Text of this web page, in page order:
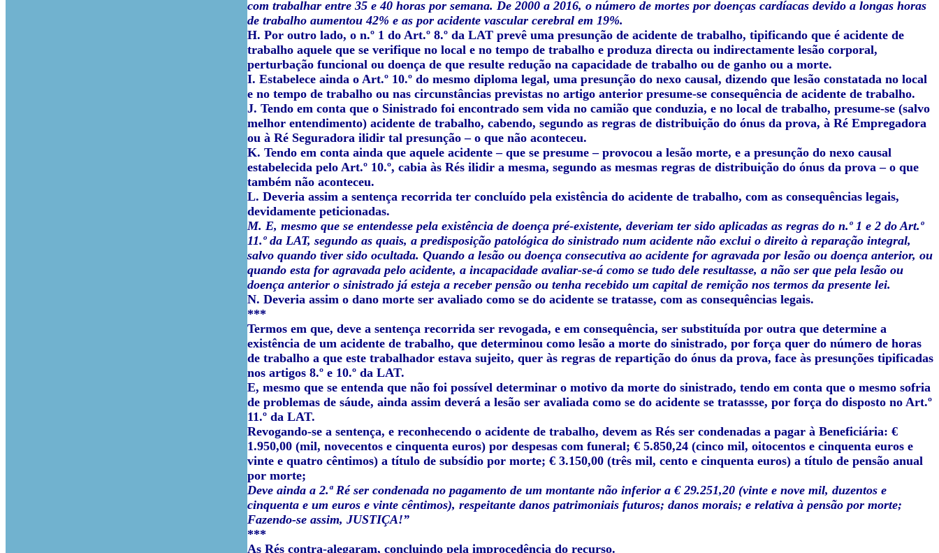
com trabalhar entre 35 e 40 horas por semana. De 2000 a 2016, o número de mortes por doenças cardíacas devido a longas horas
de trabalho aumentou 42% e as por acidente vascular cerebral em 19%.
H. Por outro lado, o n.º 1 do Art.º 8.º da LAT prevê uma presunção de acidente de trabalho, tipificando que é acidente de
trabalho aquele que se verifique no local e no tempo de trabalho e produza directa ou indirectamente lesão corporal,
perturbação funcional ou doença de que resulte redução na capacidade de trabalho ou de ganho ou a morte.
I. Estabelece ainda o Art.º 10.º do mesmo diploma legal, uma presunção do nexo causal, dizendo que lesão constatada no local
e no tempo de trabalho ou nas circunstâncias previstas no artigo anterior presume-se consequência de acidente de trabalho.
J. Tendo em conta que o Sinistrado foi encontrado sem vida no camião que conduzia, e no local de trabalho, presume-se (salvo
melhor entendimento) acidente de trabalho, cabendo, segundo as regras de distribuição do ónus da prova, à Ré Empregadora
ou à Ré Seguradora ilidir tal presunção – o que não aconteceu.
K. Tendo em conta ainda que aquele acidente – que se presume – provocou a lesão morte, e a presunção do nexo causal
estabelecida pelo Art.º 10.º, cabia às Rés ilidir a mesma, segundo as mesmas regras de distribuição do ónus da prova – o que
também não aconteceu.
L. Deveria assim a sentença recorrida ter concluído pela existência do acidente de trabalho, com as consequências legais,
devidamente peticionadas.
M. E, mesmo que se entendesse pela existência de doença pré-existente, deveriam ter sido aplicadas as regras do n.º 1 e 2 do Art.º
11.º da LAT, segundo as quais, a predisposição patológica do sinistrado num acidente não exclui o direito à reparação integral,
salvo quando tiver sido ocultada. Quando a lesão ou doença consecutiva ao acidente for agravada por lesão ou doença anterior, ou
quando esta for agravada pelo acidente, a incapacidade avaliar-se-á como se tudo dele resultasse, a não ser que pela lesão ou
doença anterior o sinistrado já esteja a receber pensão ou tenha recebido um capital de remição nos termos da presente lei.
N. Deveria assim o dano morte ser avaliado como se do acidente se tratasse, com as consequências legais.
***
Termos em que, deve a sentença recorrida ser revogada, e em consequência, ser substituída por outra que determine a
existência de um acidente de trabalho, que determinou como lesão a morte do sinistrado, por força quer do número de horas
de trabalho a que este trabalhador estava sujeito, quer às regras de repartição do ónus da prova, face às presunções tipificadas
nos artigos 8.º e 10.º da LAT.
E, mesmo que se entenda que não foi possível determinar o motivo da morte do sinistrado, tendo em conta que o mesmo sofria
de problemas de sáude, ainda assim deverá a lesão ser avaliada como se do acidente se tratassse, por força do disposto no Art.º
11.º da LAT.
Revogando-se a sentença, e reconhecendo o acidente de trabalho, devem as Rés ser condenadas a pagar à Beneficiária: €
1.950,00 (mil, novecentos e cinquenta euros) por despesas com funeral; € 5.850,24 (cinco mil, oitocentos e cinquenta euros e
vinte e quatro cêntimos) a título de subsídio por morte; € 3.150,00 (três mil, cento e cinquenta euros) a título de pensão anual
por morte;
Deve ainda a 2.ª Ré ser condenada no pagamento de um montante não inferior a € 29.251,20 (vinte e nove mil, duzentos e
cinquenta e um euros e vinte cêntimos), respeitante danos patrimoniais futuros; danos morais; e relativa à pensão por morte;
Fazendo-se assim, JUSTIÇA!”
***
As Rés contra-alegaram, concluindo pela improcedência do recurso.